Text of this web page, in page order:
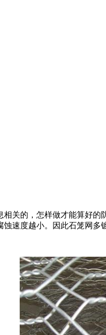
关的，怎样做才能算好
速度越小。因此石笼网多